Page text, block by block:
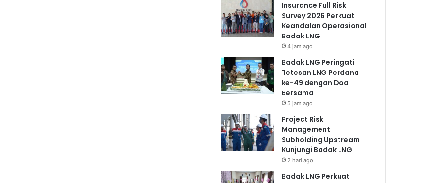
Insurance Full Risk
Survey 2026 Perkuat
Keandalan Operasional
Badak LNG
4 jam ago
Badak LNG Peringati
Tetesan LNG Perdana
ke-49 dengan Doa
Bersama
5 jam ago
Project Risk
Management
Subholding Upstream
Kunjungi Badak LNG
2 hari ago
Badak LNG Perkuat